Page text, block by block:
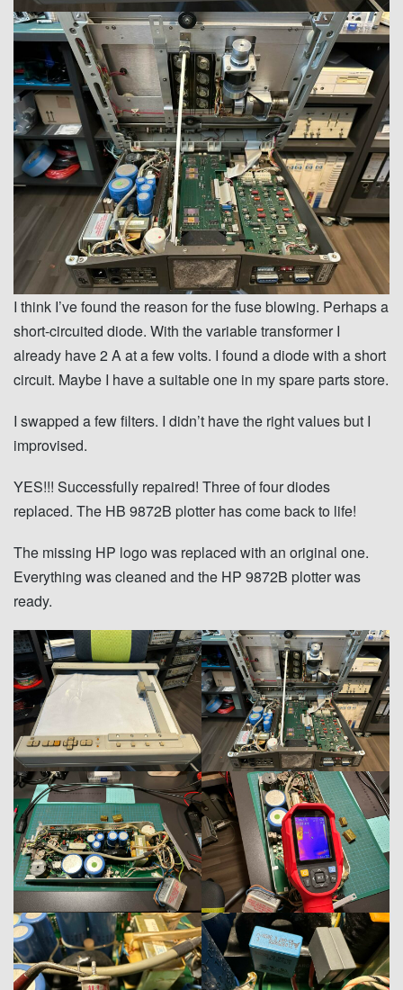
I think I’ve found the reason for the fuse blowing. Perhaps a
short-circuited diode. With the variable transformer I
already have 2 A at a few volts. I found a diode with a short
circuit. Maybe I have a suitable one in my spare parts store.
I swapped a few filters. I didn’t have the right values ​​but I
improvised.
YES!!! Successfully repaired! Three of four diodes
replaced. The HB 9872B plotter has come back to life!
The missing HP logo was replaced with an original one.
Everything was cleaned and the HP 9872B plotter was
ready.